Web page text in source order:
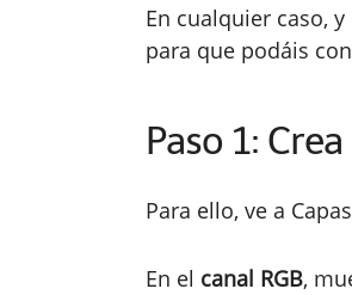
En cualquier caso,
para que podáis
Paso 1:
Para ello, ve a
En el canal RGB,